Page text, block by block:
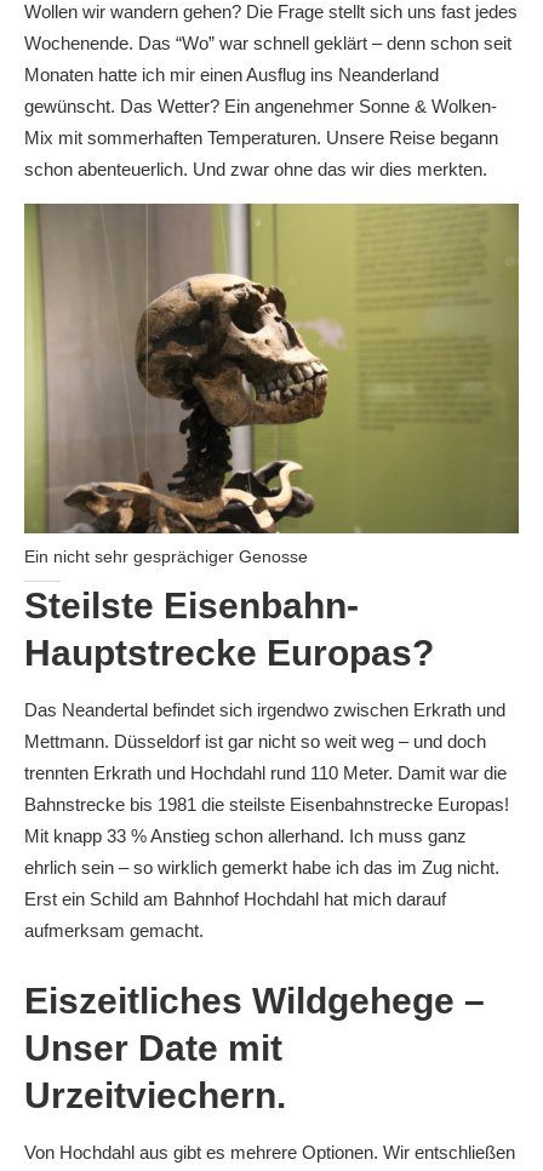
Wollen wir wandern gehen? Die Frage stellt sich uns fast jedes
Wochenende. Das “Wo” war schnell geklärt – denn schon seit
Monaten hatte ich mir einen Ausflug ins Neanderland
gewünscht. Das Wetter? Ein angenehmer Sonne & Wolken-
Mix mit sommerhaften Temperaturen. Unsere Reise begann
schon abenteuerlich. Und zwar ohne das wir dies merkten.
Ein nicht sehr gesprächiger Genosse
Steilste Eisenbahn-
Hauptstrecke Europas?
Das Neandertal befindet sich irgendwo zwischen Erkrath und
Mettmann. Düsseldorf ist gar nicht so weit weg – und doch
trennten Erkrath und Hochdahl rund 110 Meter. Damit war die
Bahnstrecke bis 1981 die steilste Eisenbahnstrecke Europas!
Mit knapp 33 % Anstieg schon allerhand. Ich muss ganz
ehrlich sein – so wirklich gemerkt habe ich das im Zug nicht.
Erst ein Schild am Bahnhof Hochdahl hat mich darauf
aufmerksam gemacht.
Eiszeitliches Wildgehege –
Unser Date mit
Urzeitviechern.
Von Hochdahl aus gibt es mehrere Optionen. Wir entschließen